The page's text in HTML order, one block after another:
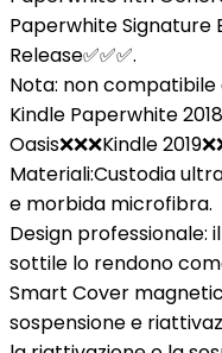
Paperwhite Signature
Release✅✅✅.
Nota: non
Kindle Paperwhite
Oasis❌❌❌Kindle
Materiali:Custodia
e morbida microfibra.
Design professionale:
sottile lo rendono
Smart Cover
sospensione e